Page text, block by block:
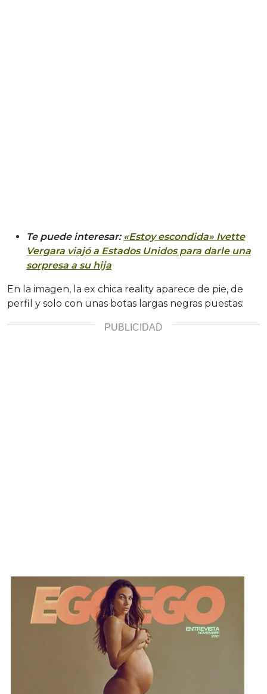
Te puede interesar: «Estoy escondida» Ivette
Vergara viajó a Estados Unidos para darle una
sorpresa a su hija
En la imagen, la ex chica reality aparece de pie, de
perfil y solo con unas botas largas negras puestas: